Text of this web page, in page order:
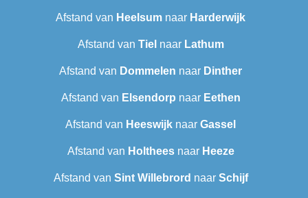
Afstand van Heelsum naar Harderwijk
Afstand van Tiel naar Lathum
Afstand van Dommelen naar Dinther
Afstand van Elsendorp naar Eethen
Afstand van Heeswijk naar Gassel
Afstand van Holtheesnaar Heeze
Afstand van Sint Willebrord naar Schijf